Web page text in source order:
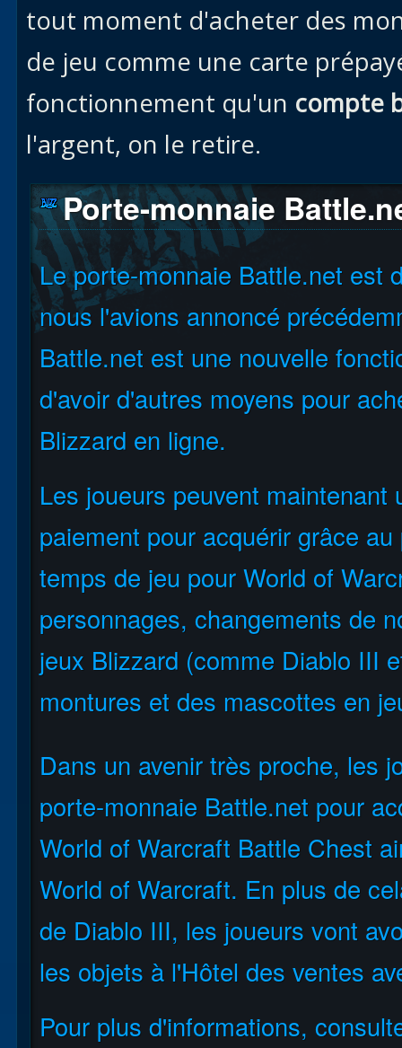
tout moment d'acheter des
de jeu comme une carte
fonctionnement qu'un compte
l'argent, on le retire.
Porte-monnaie
Le porte-monnaie Battle.net est
nous l'avions annoncé
Battle.net est une nouvelle
d'avoir d'autres moyens pour
Blizzard en ligne.
Les joueurs peuvent
paiement pour acquérir grâce
temps de jeu pour World of
personnages, changements de
jeux Blizzard (comme Diablo III
montures et des mascottes en
Dans un avenir très proche, les
porte-monnaie Battle.net pour
World of Warcraft Battle Chest
World of Warcraft. En plus de
de Diablo III, les joueurs vont
les objets à l'Hôtel des ventes
Pour plus d'informations,